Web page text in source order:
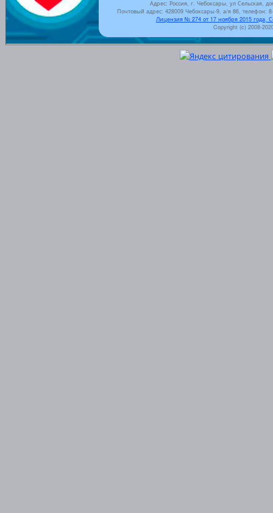
Адрес: Россия, г. Чебоксары, ул Сельская,
Почтовый адрес: 428009 Чебоксары-9, а/я 86, телефон:
Лицензия № 274 от 17 ноября 2015 года,
Copyright (c) 2008-